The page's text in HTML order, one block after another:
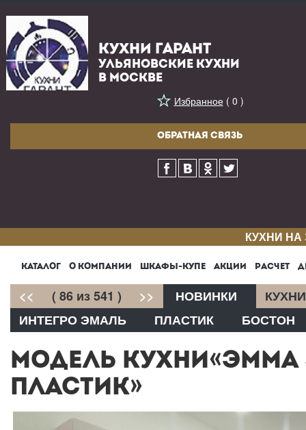
КУХНИ ГАРАНТ
УЛЬЯНОВСКИЕ КУХНИ
В МОСКВЕ
Избранное( 0 )
ОБРАТНАЯ СВЯЗЬ
КУХНИ
КАТАЛОГ О КОМПАНИИ ШКАФЫ-КУПЕ АКЦИИ РАСЧЕТ
<< ( 86 из 541 ) >> НОВИНКИ
КУХНИ
ИНТЕГРО ЭМАЛЬ
ПЛАСТИК БОСТОН
МОДЕЛЬ КУХНИ«ЭММА
ПЛАСТИК»